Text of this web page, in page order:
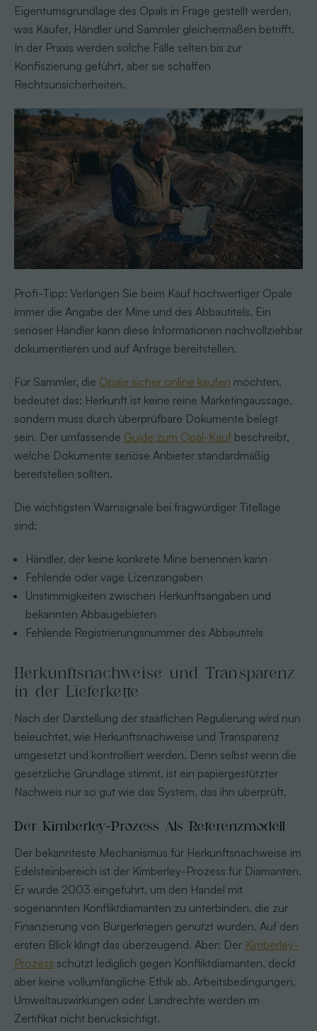
Eigentumsgrundlage des Opals in Frage gestellt werden,
was Käufer, Händler und Sammler gleichermaßen betrifft.
In der Praxis werden solche Fälle selten bis zur
Konfiszierung geführt, aber sie schaffen
Rechtsunsicherheiten.
Profi-Tipp: Verlangen Sie beim Kauf hochwertiger Opale
immer die Angabe der Mine und des Abbautitels. Ein
seriöser Händler kann diese Informationen nachvollziehbar
dokumentieren und auf Anfrage bereitstellen.
Für Sammler, die Opale sicher online kaufen möchten,
bedeutet das: Herkunft ist keine reine Marketingaussage,
sondern muss durch überprüfbare Dokumente belegt
sein. Der umfassende Guide zum Opal-Kaufbeschreibt,
welche Dokumente seriöse Anbieter standardmäßig
bereitstellen sollten.
Die wichtigsten Warnsignale bei fragwürdiger Titellage
sind:
Händler, der keine konkrete Mine benennen kann
Fehlende oder vage Lizenzangaben
Unstimmigkeiten zwischen Herkunftsangaben und
bekannten Abbaugebieten
Fehlende Registrierungsnummer des Abbautitels
Herkunftsnachweise und Transparenz
in der Lieferkette
Nach der Darstellung der staatlichen Regulierung wird nun
beleuchtet, wie Herkunftsnachweise und Transparenz
umgesetzt und kontrolliert werden. Denn selbst wenn die
gesetzliche Grundlage stimmt, ist ein papiergestützter
Nachweis nur so gut wie das System, das ihn überprüft.
Der Kimberley-Prozess Als Referenzmodell
Der bekannteste Mechanismus für Herkunftsnachweise im
Edelsteinbereich ist der Kimberley-Prozess für Diamanten.
Er wurde 2003 eingeführt, um den Handel mit
sogenannten Konfliktdiamanten zu unterbinden, die zur
Finanzierung von Bürgerkriegen genutzt wurden. Auf den
ersten Blick klingt das überzeugend. Aber: Der Kimberley-
Prozess schützt lediglich gegen Konfliktdiamanten, deckt
aber keine vollumfängliche Ethik ab. Arbeitsbedingungen,
Umweltauswirkungen oder Landrechte werden im
Zertifikat nicht berücksichtigt.